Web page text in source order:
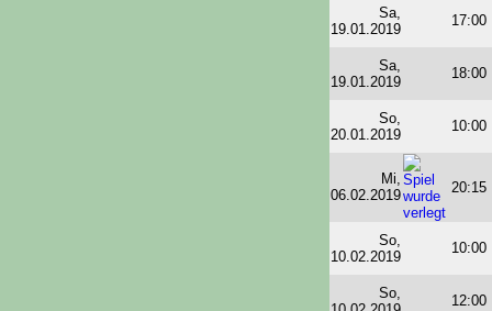
Sa,
19.01.2019
17:00
Sa,
19.01.2019
18:00
So,
20.01.2019
10:00
Mi,
06.02.2019
20:15
So,
10.02.2019
10:00
So,
12:00